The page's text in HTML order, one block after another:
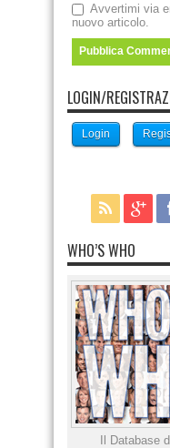
Avvertimi via
nuovo articolo.
LOGIN/
Login
WHO’S WHO
Il Database